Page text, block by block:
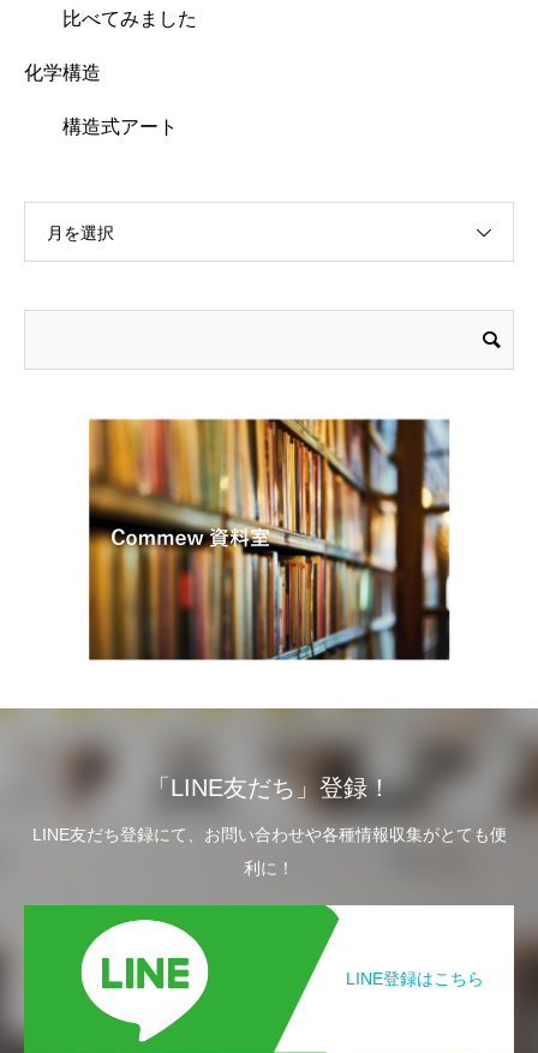
比べてみました
化学構造
構造式アート
月を選択
「LINE友だち」登録！
LINE友だち登録にて、お問い合わせや各種情報収集がとても便
利に！
LINE登録はこちら